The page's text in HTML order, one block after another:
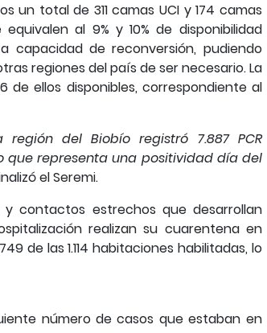
un total de 311 camas UCI y 174 camas
al 9% y 10% de disponibilidad
capacidad de reconversión, pudiendo
regiones del país de ser necesario. La
de ellos disponibles, correspondiente al
del Biobío registró 7.887 PCR
que representa una positividad día del
el Seremi.
y contactos estrechos que desarrollan
realizan su cuarentena en
de las 1.114 habitaciones habilitadas, lo
número de casos que estaban en